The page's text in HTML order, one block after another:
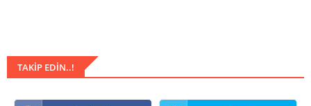
TAKIP EDIN..!